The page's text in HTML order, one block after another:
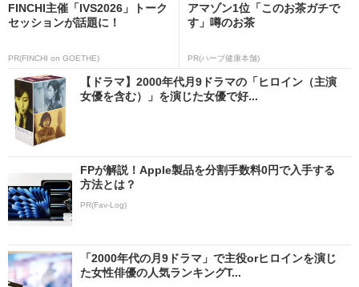
FINCHI主催「IVS2026」トーク
セッションが話題に！
PR(FINCHI on GOETHE)
アマゾン1位「このお茶ガチで
す」噂のお茶
PR(ハーブ健康本舗)
【ドラマ】2000年代月9ドラマの「ヒロイン（主演
女優を含む）」を演じた女優で好...
FPが解説！Apple製品を分割手数料0円で入手する
方法とは？
PR(Fav-Log)
「2000年代の月9ドラマ」で主役orヒロインを演じ
た女性俳優の人気ランキングT...